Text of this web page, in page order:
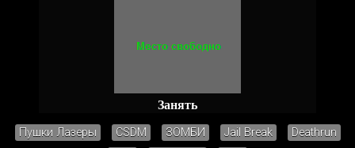
Занять
Пушки Лазеры CSDM ЗОМБИ Jail Break
Deathrun